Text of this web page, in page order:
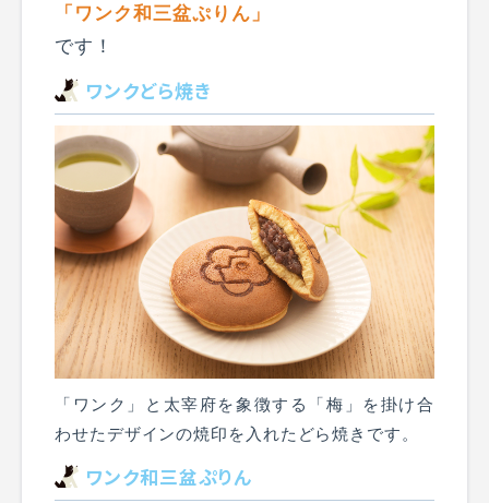
「ワンク和三盆ぷりん」
です！
ワンクどら焼き
「ワンク」と太宰府を象徴する「梅」を掛け合
わせたデザインの焼印を入れたどら焼きです。
ワンク和三盆ぷりん